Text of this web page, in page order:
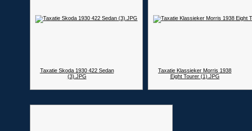
Taxatie Skoda 1930 422 Sedan
(3).JPG
Taxatie Klassieker Morris 1938
Eight Tourer (1).JPG